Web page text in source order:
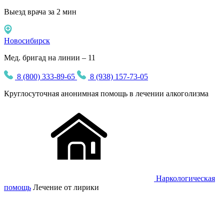
Выезд врача за 2 мин
Новосибирск
Мед. бригад на линии – 11
8 (800) 333-89-65
8 (938) 157-73-05
Круглосуточная анонимная помощь в лечении алкоголизма
Наркологическая
помощь Лечение от лирики